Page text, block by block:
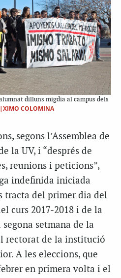
dilluns migdia al campus dels
|XIMO COLOMINA
segons l’Assemblea de
la UV, i “després de
reunions i peticions”,
indefinida iniciada
tracta del primer dia del
curs 2017-2018 i de la
setmana de la
rectorat de la institució
A les eleccions, que
en primera volta i el